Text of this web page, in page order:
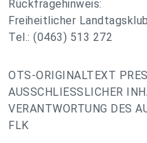
Rückfragehinweis:
Freiheitlicher Landtagsklub
Tel.: (0463) 513 272
OTS-ORIGINALTEXT
AUSSCHLIESSLICHER
VERANTWORTUNG DES
FLK